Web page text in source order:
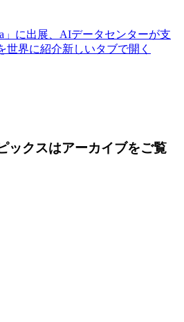
」に出展、AIデータセンターが支
世界に紹介新しいタブで開く
ックスはアーカイブをご覧